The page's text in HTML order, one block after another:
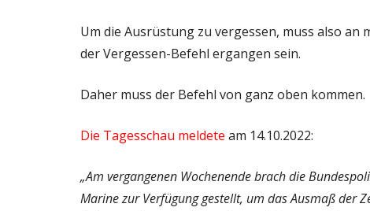
Um die Ausrüstung zu vergessen, muss also an
der Vergessen-Befehl ergangen sein.
Daher muss der Befehl von ganz oben kommen.
Die Tagesschau meldete am 14.10.2022:
„Am vergangenen Wochenende brach die
Marine zur Verfügung gestellt, um das Ausmaß der